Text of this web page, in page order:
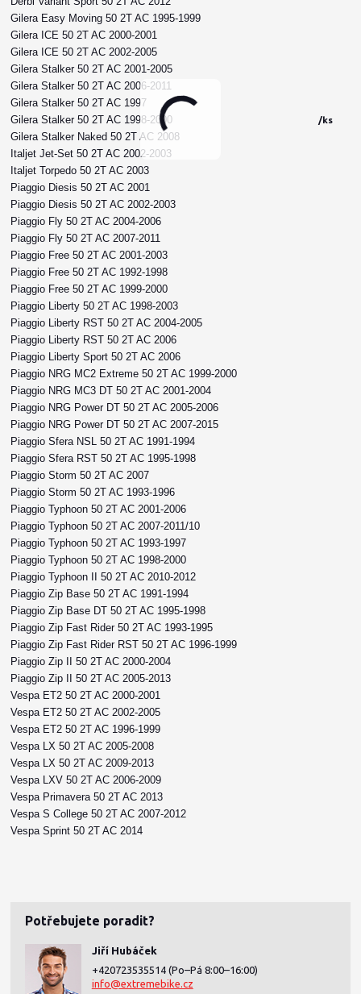
/ks
Gilera Easy Moving 50 2T AC 1995-1999
Gilera ICE 50 2T AC 2000-2001
Gilera ICE 50 2T AC 2002-2005
Gilera Stalker 50 2T AC 2001-2005
Gilera Stalker 50 2T AC 2006-2011
Gilera Stalker 50 2T AC 1997
Gilera Stalker 50 2T AC 1998-2000
Gilera Stalker Naked 50 2T AC 2008
Italjet Jet-Set 50 2T AC 2002-2003
Italjet Torpedo 50 2T AC 2003
Piaggio Diesis 50 2T AC 2001
Piaggio Diesis 50 2T AC 2002-2003
Piaggio Fly 50 2T AC 2004-2006
Piaggio Fly 50 2T AC 2007-2011
Piaggio Free 50 2T AC 2001-2003
Piaggio Free 50 2T AC 1992-1998
Piaggio Free 50 2T AC 1999-2000
Piaggio Liberty 50 2T AC 1998-2003
Piaggio Liberty RST 50 2T AC 2004-2005
Piaggio Liberty RST 50 2T AC 2006
Piaggio Liberty Sport 50 2T AC 2006
Piaggio NRG MC2 Extreme 50 2T AC 1999-2000
Piaggio NRG MC3 DT 50 2T AC 2001-2004
Piaggio NRG Power DT 50 2T AC 2005-2006
Piaggio NRG Power DT 50 2T AC 2007-2015
Piaggio Sfera NSL 50 2T AC 1991-1994
Piaggio Sfera RST 50 2T AC 1995-1998
Piaggio Storm 50 2T AC 2007
Piaggio Storm 50 2T AC 1993-1996
Piaggio Typhoon 50 2T AC 2001-2006
Piaggio Typhoon 50 2T AC 2007-2011/10
Piaggio Typhoon 50 2T AC 1993-1997
Piaggio Typhoon 50 2T AC 1998-2000
Piaggio Typhoon II 50 2T AC 2010-2012
Piaggio Zip Base 50 2T AC 1991-1994
Piaggio Zip Base DT 50 2T AC 1995-1998
Piaggio Zip Fast Rider 50 2T AC 1993-1995
Piaggio Zip Fast Rider RST 50 2T AC 1996-1999
Piaggio Zip II 50 2T AC 2000-2004
Piaggio Zip II 50 2T AC 2005-2013
Vespa ET2 50 2T AC 2000-2001
Vespa ET2 50 2T AC 2002-2005
Vespa ET2 50 2T AC 1996-1999
Vespa LX 50 2T AC 2005-2008
Vespa LX 50 2T AC 2009-2013
Vespa LXV 50 2T AC 2006-2009
Vespa Primavera 50 2T AC 2013
Vespa S College 50 2T AC 2007-2012
Vespa Sprint 50 2T AC 2014
Potřebujete poradit?
Jiří Hubáček
+420723535514 (Po–Pá 8:00–16:00)
info@extremebike.cz